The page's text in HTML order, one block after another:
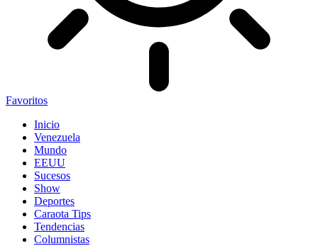
Favoritos
Inicio
Venezuela
Mundo
EEUU
Sucesos
Show
Deportes
Caraota Tips
Tendencias
Columnistas